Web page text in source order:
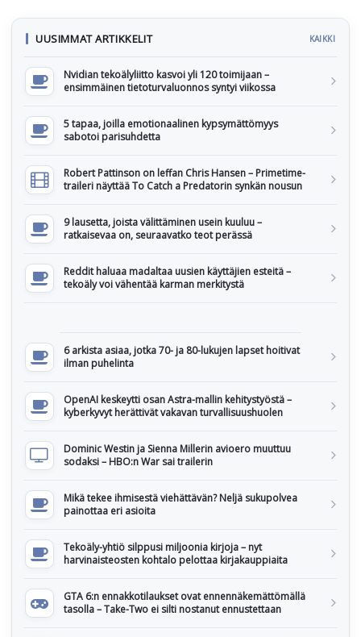
UUSIMMAT ARTIKKELIT KAIKKI
Nvidian tekoälyliitto kasvoi yli 120 toimijaan –
ensimmäinen tietoturvaluonnos syntyi viikossa
5 tapaa, joilla emotionaalinen kypsymättömyys
sabotoi parisuhdetta
Robert Pattinson on leffan Chris Hansen – Primetime-
traileri näyttää To Catch a Predatorin synkän nousun
9 lausetta, joista välittäminen usein kuuluu –
ratkaisevaa on, seuraavatko teot perässä
Reddit haluaa madaltaa uusien käyttäjien esteitä –
tekoäly voi vähentää karman merkitystä
6 arkista asiaa, jotka 70- ja 80-lukujen lapset hoitivat
ilman puhelinta
OpenAI keskeytti osan Astra-mallin kehitystyöstä –
kyberkyvyt herättivät vakavan turvallisuushuolen
Dominic Westin ja Sienna Millerin avioero muuttuu
sodaksi – HBO:n War sai trailerin
Mikä tekee ihmisestä viehättävän? Neljä sukupolvea
painottaa eri asioita
Tekoäly-yhtiö silppusi miljoonia kirjoja – nyt
harvinaisteosten kohtalo pelottaa kirjakauppiaita
GTA 6:n ennakkotilaukset ovat ennennäkemättömällä
tasolla – Take-Two ei silti nostanut ennustettaan